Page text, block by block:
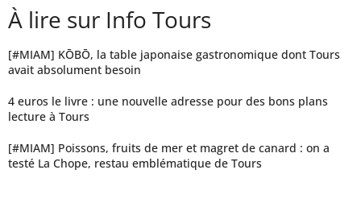
À lire sur Info Tours
[#MIAM] KŌBŌ, la table japonaise gastronomique dont Tours
avait absolument besoin
4 euros le livre : une nouvelle adresse pour des bons plans
lecture à Tours
[#MIAM] Poissons, fruits de mer et magret de canard : on a
testé La Chope, restau emblématique de Tours